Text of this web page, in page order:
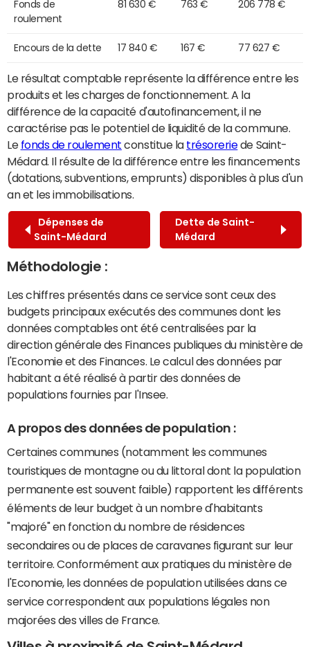
Fonds de
roulement
81 630 € 763 € 206 778 €
Encours de la dette 17 840 € 167 € 77 627 €
Le résultat comptable représente la différence entre les
produits et les charges de fonctionnement. A la
différence de la capacité d'autofinancement, il ne
caractérise pas le potentiel de liquidité de la commune.
Le fonds de roulement constitue la trésoreriede Saint-
Médard. Il résulte de la différence entre les financements
(dotations, subventions, emprunts) disponibles à plus d'un
an et les immobilisations.
Dépenses de
Saint-Médard
Dette de Saint-
Médard
Méthodologie :
Les chiffres présentés dans ce service sont ceux des
budgets principaux exécutés des communes dont les
données comptables ont été centralisées par la
direction générale des Finances publiques du ministère de
l'Economie et des Finances. Le calcul des données par
habitant a été réalisé à partir des données de
populations fournies par l'Insee.
A propos des données de population :
Certaines communes (notamment les communes
touristiques de montagne ou du littoral dont la population
permanente est souvent faible) rapportent les différents
éléments de leur budget à un nombre d'habitants
"majoré" en fonction du nombre de résidences
secondaires ou de places de caravanes figurant sur leur
territoire. Conformément aux pratiques du ministère de
l'Economie, les données de population utilisées dans ce
service correspondent aux populations légales non
majorées des villes de France.